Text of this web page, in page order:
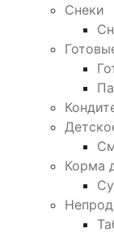
Снеки
Корма